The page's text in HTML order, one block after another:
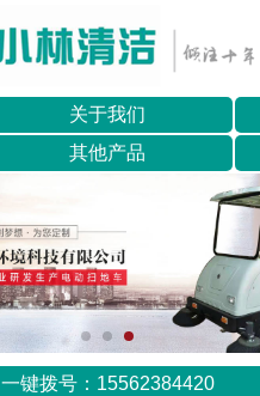
关于我们
其他产品
一键拨号：15562384420